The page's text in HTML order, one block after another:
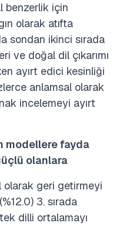
benzerlik için
olarak atıfta
sondan ikinci sırada
ve doğal dil çıkarımı
ayırt edici kesinliği
anlamsal olarak
incelemeyi ayırt
modellere fayda
olanlara
olarak geri getirmeyi
3. sırada
dilli ortalamayı